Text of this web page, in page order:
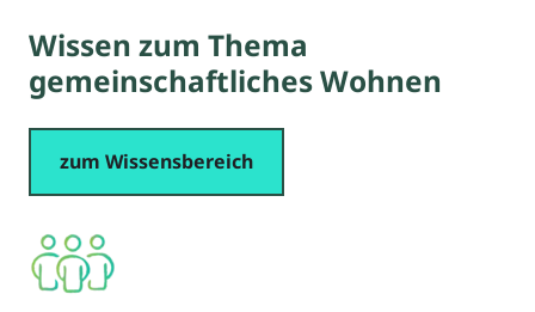
Wissen zum Thema
gemeinschaftliches Wohnen
zum Wissensbereich